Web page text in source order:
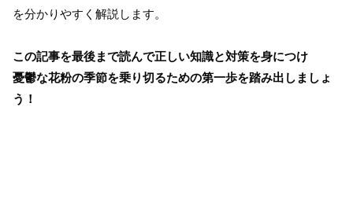
を分かりやすく解説します。
この記事を最後まで読んで正しい知識と対策を身につけ
憂鬱な花粉の季節を乗り切るための第一歩を踏み出しましょ
う！